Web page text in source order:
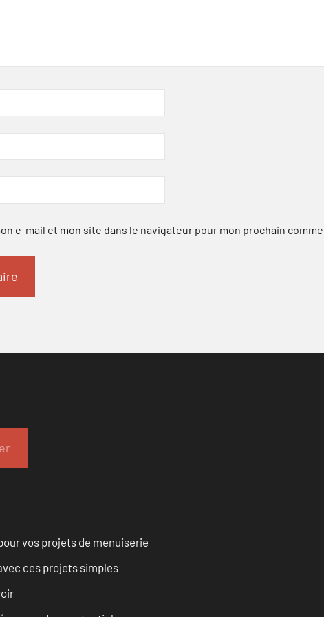
e-mail et mon site dans le navigateur pour mon prochain
vos projets de menuiserie
ces projets simples